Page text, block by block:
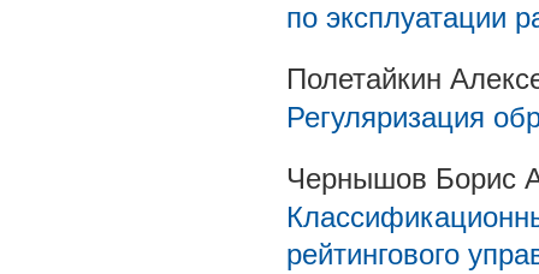
по эксплуатации
Полетайкин
Регуляризация
Чернышов Борис
рейтингового